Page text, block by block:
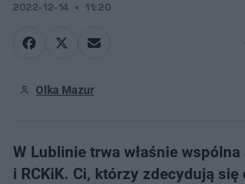
2022-12-14 11:20
Olka Mazur
W Lublinie trwa właśnie
i RCKiK. Ci, którzy zdecydują